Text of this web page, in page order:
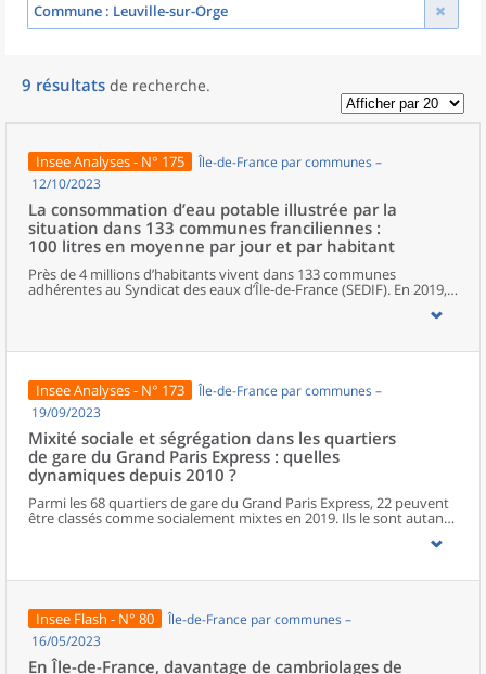
Commune : Leuville-sur-Orge
9 résultats de recherche.
Insee Analyses - N° 175
Île-de-France par communes –
12/10/2023
La consommation d’eau potable illustrée par la
situation dans 133 communes franciliennes :
100 litres en moyenne par jour et par habitant
Près de 4 millions d’habitants vivent dans 133 communes
adhérentes au Syndicat des eaux d’Île-de-France (SEDIF). En 2019,
ils consomment près de 100 litres d’eau potable par jour et par
habitant. Cette consommation est hétérogène au sein du territoire
relativement aisés, la consommation d’eau est plus élevée
(120 litres par jour et par habitant), elle est en revanche inférieure
dans ceux où les habitants sont plus modestes (88 litres).
Insee Analyses - N° 173
Île-de-France par communes –
19/09/2023
Mixité sociale et ségrégation dans les quartiers
de gare du Grand Paris Express : quelles
dynamiques depuis 2010 ?
Parmi les 68 quartiers de gare du Grand Paris Express, 22 peuvent
être classés comme socialement mixtes en 2019. Ils le sont autant,
niveaux similaires de revenus, pour la plupart modestes, à
majoritairement des ménages aux revenus élevés. Enfin, 25
quartiers sont dans une situation intermédiaire, ni parmi les plus
ségrégués, ni parmi les plus mixtes. Par ailleurs, 10 quartiers, très
peu peuplés, n’ont pas été analysés. Entre 2010 et 2019, les
évolutions de la mixité dans les quartiers de gare sont diverses. La
Insee Flash - N° 80
Île-de-France par communes –
16/05/2023
En Île-de-France, davantage de cambriolages de